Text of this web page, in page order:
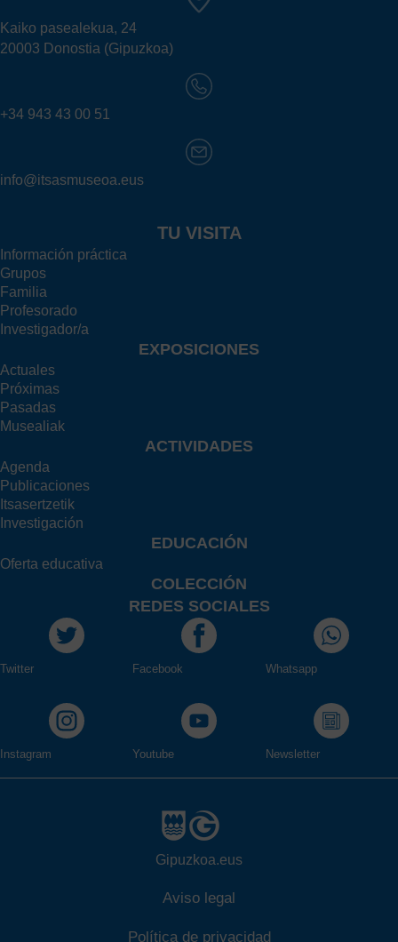
Kaiko pasealekua, 24
20003 Donostia (Gipuzkoa)
+34 943 43 00 51
info@itsasmuseoa.eus
TU VISITA
Información práctica
Grupos
Familia
Profesorado
Investigador/a
EXPOSICIONES
Actuales
Próximas
Pasadas
Musealiak
ACTIVIDADES
Agenda
Publicaciones
Itsasertzetik
Investigación
EDUCACIÓN
Oferta educativa
COLECCIÓN
REDES SOCIALES
Twitter Facebook Whatsapp
Instagram Youtube Newsletter
Gipuzkoa.eus
Aviso legal
Política de privacidad